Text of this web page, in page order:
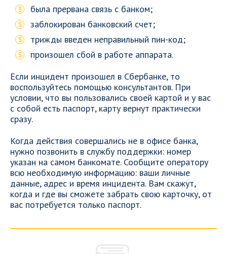
была прервана связь с банком;
заблокирован банковский счет;
трижды введен неправильный пин-код;
произошел сбой в работе аппарата.
Если инцидент произошел в Сбербанке, то
воспользуйтесь помощью консультантов. При
условии, что вы пользовались своей картой и у вас
с собой есть паспорт, карту вернут практически
сразу.
Когда действия совершались не в офисе банка,
нужно позвонить в службу поддержки: номер
указан на самом банкомате. Сообщите оператору
всю необходимую информацию: ваши личные
данные, адрес и время инцидента. Вам скажут,
когда и где вы сможете забрать свою карточку, от
вас потребуется только паспорт.